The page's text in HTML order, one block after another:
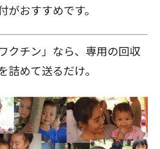
がおすすめです。
クチン 」なら、専用の回収
詰めて送るだけ。